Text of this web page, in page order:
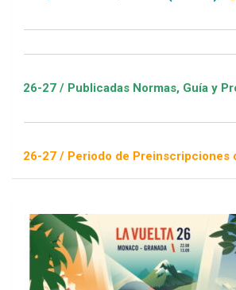
Normas, Guía y Programa /
Periodo de Preinscripciones del 20/7 al